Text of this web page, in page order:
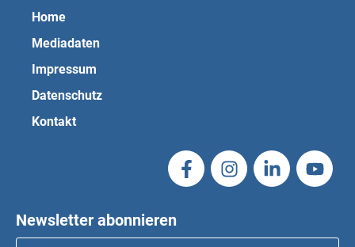
Home
Mediadaten
Impressum
Datenschutz
Kontakt
Newsletter abonnieren